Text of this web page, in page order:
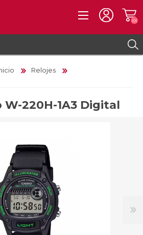
(0)
Relojes
W-220H-1A3 Digital